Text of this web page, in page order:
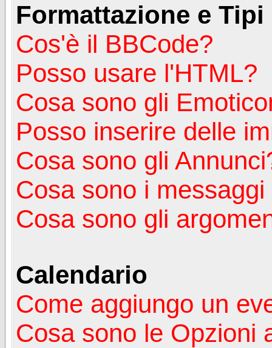
Formattazione e
Cos'è il BBCode?
Posso usare l'HTML?
Cosa sono gli
Posso inserire delle
Cosa sono gli
Cosa sono i
Cosa sono gli
Calendario
Come aggiungo un
Cosa sono le Opzioni